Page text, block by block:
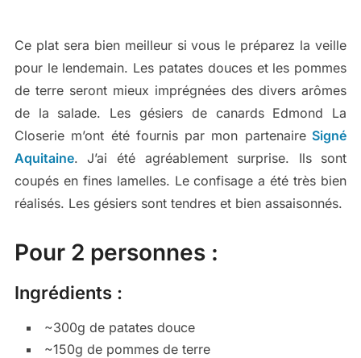
Ce plat sera bien meilleur si vous le préparez la veille
pour le lendemain. Les patates douces et les pommes
de terre seront mieux imprégnées des divers arômes
de la salade. Les gésiers de canards Edmond La
Closerie m’ont été fournis par mon partenaireSigné
Aquitaine. J’ai été agréablement surprise. Ils sont
coupés en fines lamelles. Le confisage a été très bien
réalisés. Les gésiers sont tendres et bien assaisonnés.
Pour 2 personnes :
Ingrédients :
~300g de patates douce
~150g de pommes de terre